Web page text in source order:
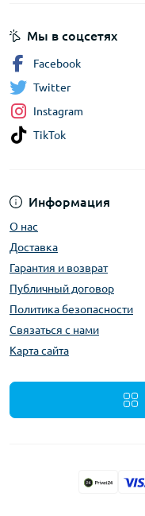
Информация
О нас
Доставка
Гарантия и возврат
Публичный договор
Политика безопасности
Связаться с нами
Карта сайта
Мы в соцсетях
Facebook
Twitter
Instagram
TikTok